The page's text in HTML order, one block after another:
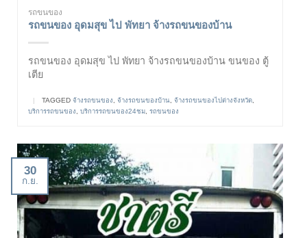
รถขนของ
รถขนของ อุดมสุข ไป พัทยา จ้างรถขนของบ้าน
รถขนของ อุดมสุข ไป พัทยา จ้างรถขนของบ้าน ขนของ ตู้
เตีย
TAGGED จ้างรถขนของ, จ้างรถขนของบ้าน, จ้างรถขนของไปต่างจังหวัด,
บริการรถขนของ, บริการรถขนของ24ชม, รถขนของ
30
ก.ย.